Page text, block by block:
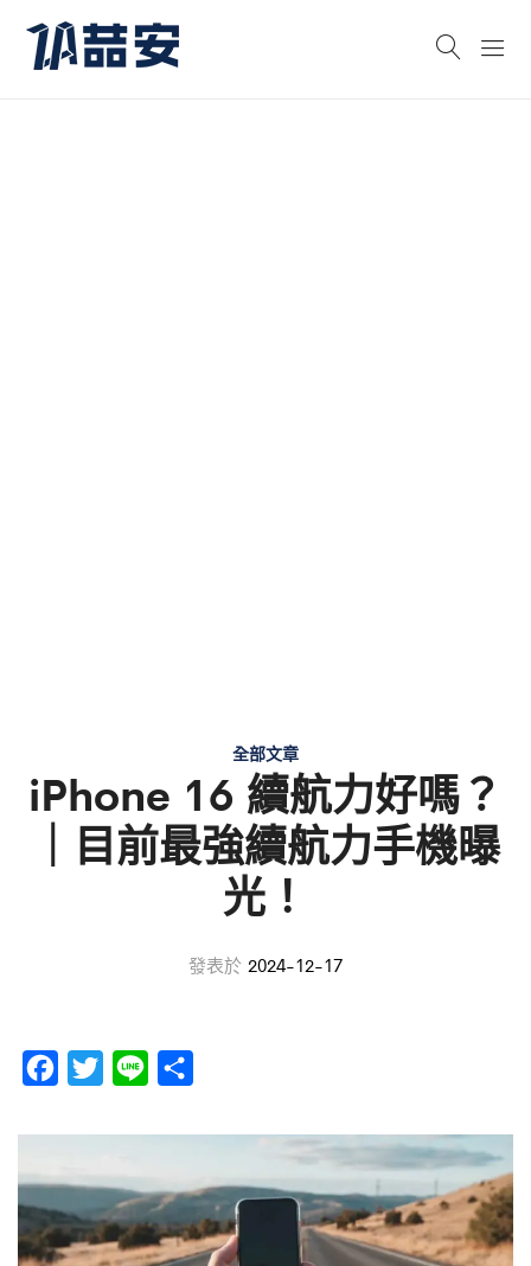
全部文章
iPhone 16 續航力好嗎？
｜目前最強續航力手機曝
光！
發表於 2024-12-17
c
e
b
o
i
t
t
e
n